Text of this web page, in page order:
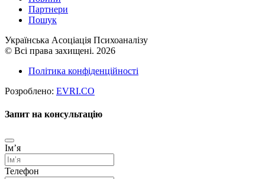
Партнери
Пошук
Українська Асоціація Психоаналізу
© Всі права захищені. 2026
Політика конфіденційності
Розроблено: EVRI.CO
Запит на консультацію
Імʼя
Телефон